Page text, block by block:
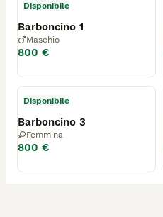
Disponibile
Barboncino 1
Maschio
800 €
Disponibile
Barboncino 3
Femmina
800 €